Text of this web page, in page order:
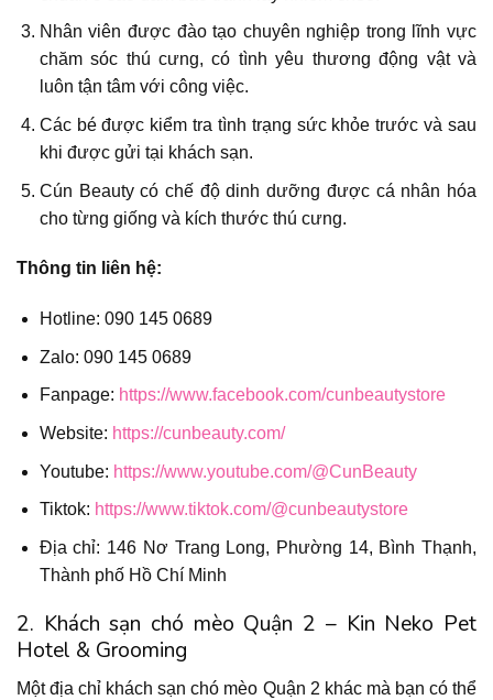
Nhân viên được đào tạo chuyên nghiệp trong lĩnh vực
chăm sóc thú cưng, có tình yêu thương động vật và
luôn tận tâm với công việc.
Các bé được kiểm tra tình trạng sức khỏe trước và sau
khi được gửi tại khách sạn.
Cún Beauty có chế độ dinh dưỡng được cá nhân hóa
cho từng giống và kích thước thú cưng.
Thông tin liên hệ:
Hotline: 090 145 0689
Zalo: 090 145 0689
Fanpage: https://www.facebook.com/cunbeautystore
Website: https://cunbeauty.com/
Youtube: https://www.youtube.com/@CunBeauty
Tiktok: https://www.tiktok.com/@cunbeautystore
Địa chỉ: 146 Nơ Trang Long, Phường 14, Bình Thạnh,
Thành phố Hồ Chí Minh
2. Khách sạn chó mèo Quận 2 – Kin Neko Pet
Hotel & Grooming
Một địa chỉ khách sạn chó mèo Quận 2 khác mà bạn có thể